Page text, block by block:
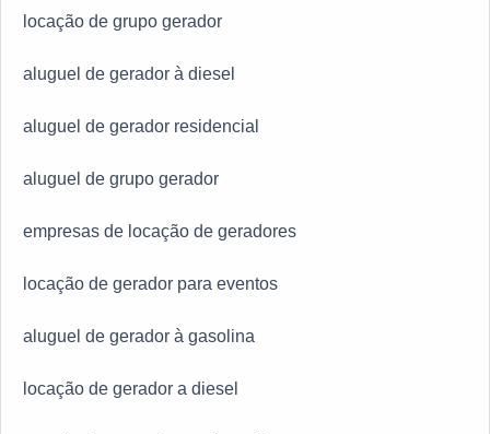
locação de grupo gerador
aluguel de gerador à diesel
aluguel de gerador residencial
aluguel de grupo gerador
empresas de locação de geradores
locação de gerador para eventos
aluguel de gerador à gasolina
locação de gerador a diesel